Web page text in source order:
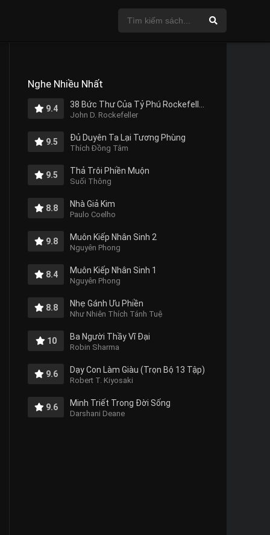
Nghe Nhiều Nhất
9.4
John D. Rockefeller
9.5 Đủ Duyên Ta Lại Tương Phùng
Thích Đồng Tâm
9.5 Thả Trôi Phiền Muộn
Suối Thông
8.8 Nhà Giả Kim
Paulo Coelho
9.8 Muôn Kiếp Nhân Sinh 2
Nguyên Phong
8.4 Muôn Kiếp Nhân Sinh 1
Nguyên Phong
8.8 Nhẹ Gánh Ưu Phiền
Như Nhiên Thích Tánh Tuệ
10 Ba Người Thầy Vĩ Đại
Robin Sharma
9.6 Dạy Con Làm Giàu (Trọn Bộ 13 Tập)
Robert T. Kiyosaki
9.6 Minh Triết Trong Đời Sống
Darshani Deane